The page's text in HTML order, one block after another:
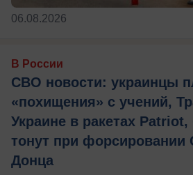
06.08.2026
В России
СВО новости: украинцы
«похищения» с учений,
Украине в ракетах
тонут при форсировании
Донца